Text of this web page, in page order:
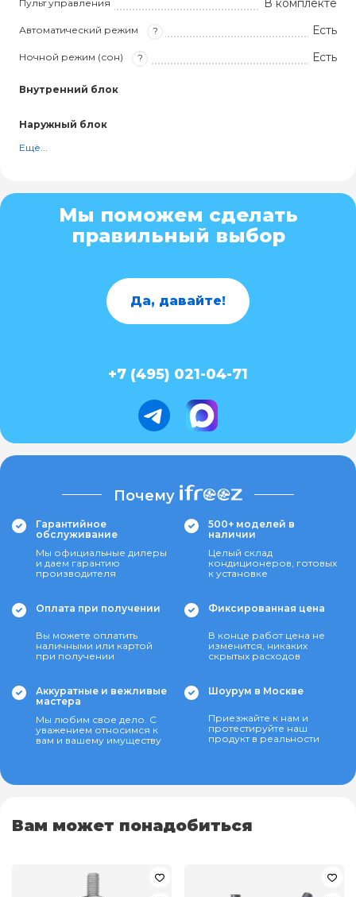
Пульт управления В комплекте
Автоматический режим ? Есть
Ночной режим (сон) ? Есть
Внутренний блок
Наружный блок
Ещё...
Мы поможем сделать
правильный выбор
Да, давайте!
+7 (495) 021-04-71
Почему
Гарантийное
обслуживание
Мы официальные дилеры
и даем гарантию
производителя
500+ моделей в
наличии
Целый склад
кондиционеров, готовых
к установке
Оплата при получении
Вы можете оплатить
наличными или картой
при получении
Фиксированная цена
В конце работ цена не
изменится, никаких
скрытых расходов
Аккуратные и вежливые
мастера
Мы любим свое дело. С
уважением относимся к
вам и вашему имуществу
Шоурум в Москве
Приезжайте к нам и
протестируйте наш
продукт в реальности
Вам может понадобиться